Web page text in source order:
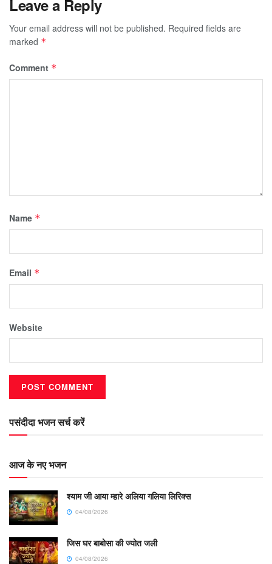
Leave a Reply
Your email address will not be published. Required fields are
marked *
Comment *
Name *
Email *
Website
पसंदीदा भजन सर्च करें
आज के नए भजन
श्याम जी आया म्हारे अलिया गलिया लिरिक्स
04/08/2026
जिस घर बाबोसा की ज्योत जली
04/08/2026